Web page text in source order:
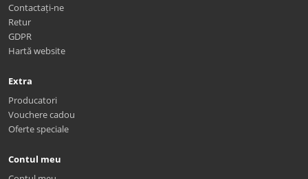
Contactați-ne
Retur
GDPR
Hartă website
Extra
Producatori
Vouchere cadou
Oferte speciale
Contul meu